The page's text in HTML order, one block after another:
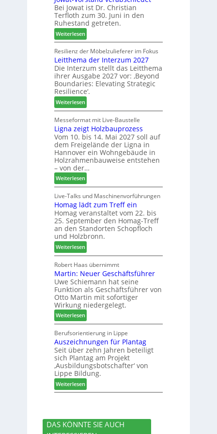
c
h
b
e
s
e
r
u
n
g
e
n
s
a
m
m
l
u
n
g
:
N
e
u
e
r
V
o
r
t
a
n
Bei Jowat ist Dr. Christian
Terfloth zum 30. Juni in den
Ruhestand getreten.
Weiterlesen:
J
o
w
a
t
-
V
o
r
s
t
a
n
d
v
e
r
a
b
s
c
h
i
e
d
t
Resilienz der Möbelzulieferer im Fokus
Leitthema der Interzum 2027
Die Interzum stellt das Leitthema
ihrer Ausgabe 2027 vor: ‚Beyond
Boundaries: Elevating Strategic
Resilience‘.
Weiterlesen:
L
e
i
t
t
h
e
m
a
d
e
r
I
n
t
e
r
z
u
m
2
0
2
7
Messeformat mit Live-Baustelle
Ligna zeigt Holzbauprozess
Vom 10. bis 14. Mai 2027 soll auf
dem Freigelände der Ligna in
Hannover ein Wohngebäude in
Holzrahmenbauweise entstehen
– von der…
Weiterlesen:
L
i
g
n
a
z
e
i
g
t
H
o
l
z
b
a
u
p
r
o
z
e
s
s
Live-Talks und Maschinenvorführungen
Homag lädt zum Treff ein
Homag veranstaltet vom 22. bis
25. September den Homag-Treff
an den Standorten Schopfloch
und Holzbronn.
Weiterlesen:
H
o
m
a
g
l
ä
d
t
z
u
m
T
r
e
f
f
n
Robert Haas übernimmt
Martin: Neuer Geschäftsführer
Uwe Schiemann hat seine
Funktion als Geschäftsführer von
Otto Martin mit sofortiger
Wirkung niedergelegt.
Weiterlesen:
M
a
r
t
i
n
:
N
e
r
G
Berufsorientierung in Lippe
Auszeichnungen für Plantag
Seit über zehn Jahren beteiligt
sich Plantag am Projekt
‚Ausbildungsbotschafter‘ von
Lippe Bildung.
Weiterlesen:
A
z
e
DAS KÖNNTE SIE AUCH